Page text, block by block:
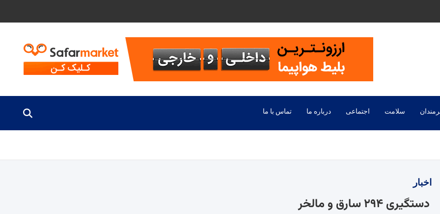
سلامت اجتماعی درباره ما تماس با ما
اخبار
دستگیری ۲۹۴ سارق و مالخر